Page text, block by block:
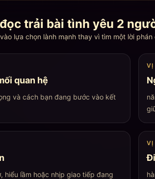
trải bài tình yêu 2
lựa chọn lành mạnh thay vì tìm một lời phán
quan hệ
và cách bạn đang bước vào kết
hiểu lầm hoặc nhịp giao tiếp đang
VỊ